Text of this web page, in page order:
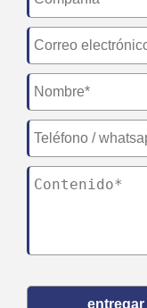
entregar